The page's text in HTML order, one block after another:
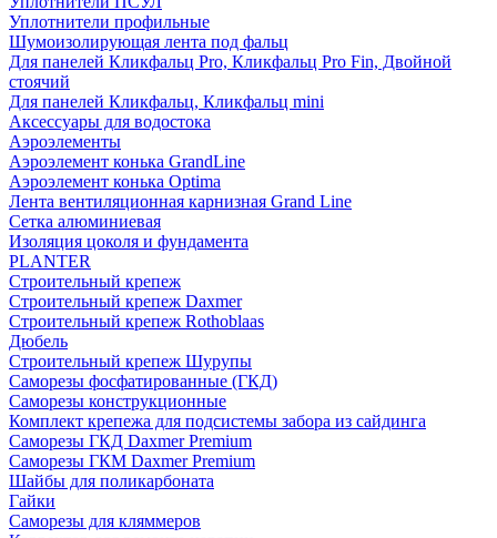
Уплотнители профильные
Шумоизолирующая лента под фальц
Для панелей Кликфальц Pro, Кликфальц Pro Fin, Двойной
стоячий
Для панелей Кликфальц, Кликфальц mini
Аксессуары для водостока
Аэроэлементы
Аэроэлемент конька GrandLine
Аэроэлемент конька Optima
Лента вентиляционная карнизная Grand Line
Сетка алюминиевая
Изоляция цоколя и фундамента
PLANTER
Строительный крепеж
Строительный крепеж Daxmer
Строительный крепеж Rothoblaas
Дюбель
Строительный крепеж Шурупы
Саморeзы фосфатированные (ГКД)
Саморезы конструкционные
Комплект крепежа для подсистемы забора из сайдинга
Саморезы ГКД Daxmer Premium
Саморезы ГКМ Daxmer Premium
Шайбы для поликарбоната
Гайки
Саморезы для кляммеров